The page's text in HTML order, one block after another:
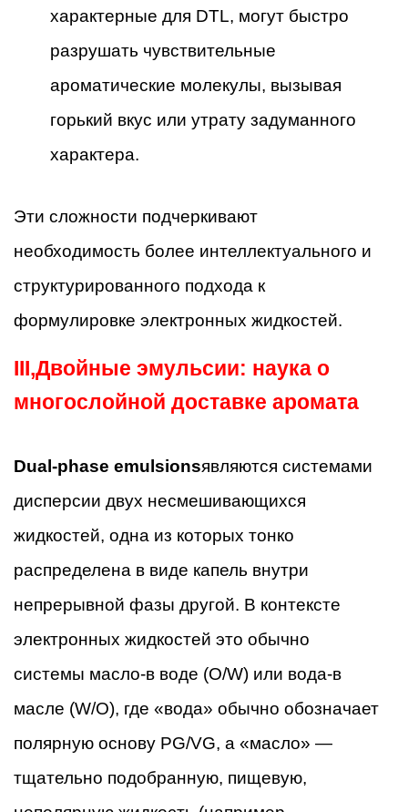
характерные для DTL, могут быстро
разрушать чувствительные
ароматические молекулы, вызывая
горький вкус или утрату задуманного
характера.
Эти сложности подчеркивают
необходимость более интеллектуального и
структурированного подхода к
формулировке электронных жидкостей.
III,Двойные эмульсии: наука о
многослойной доставке аромата
Dual-phase emulsionsявляются системами
дисперсии двух несмешивающихся
жидкостей, одна из которых тонко
распределена в виде капель внутри
непрерывной фазы другой. В контексте
электронных жидкостей это обычно
системы масло-в воде (O/W) или вода-в
масле (W/O), где «вода» обычно обозначает
полярную основу PG/VG, а «масло» —
тщательно подобранную, пищевую,